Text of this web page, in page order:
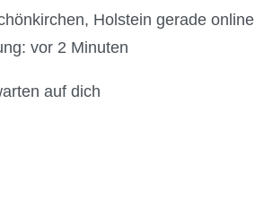
Holstein gerade online
vor 2 Minuten
auf dich